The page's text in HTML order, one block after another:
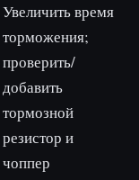
Увеличить время
торможения;
проверить/
добавить
тормозной
резистор и
чоппер